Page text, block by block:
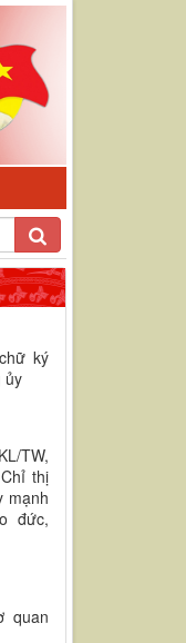
ký
ủy
TW,
thị
mạnh
đức,
quan